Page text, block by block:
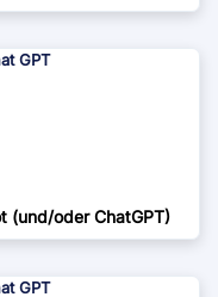
(und/oder ChatGPT)